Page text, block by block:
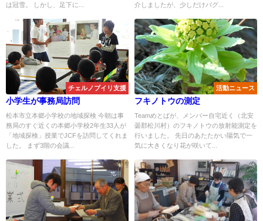
は冠雪。 しかし、足下に...
介しましたが、少しだけバグ...
チェルノブイリ支援
小学生が事務局訪問
松本市立本郷小学校の地域探検 今朝は事
務局のすぐ近くの本郷小学校2年生33人が
「地域探検」授業でJCFを訪問してくれま
した。 まず3階の会議...
活動ニュース
フキノトウの測定
Teamめとばが、メンバー自宅近く（北安
曇郡松川村）のフキノトウの放射能測定を
行いました。 先日のあたたかい陽気で一
気に大きくなり花が咲いて...